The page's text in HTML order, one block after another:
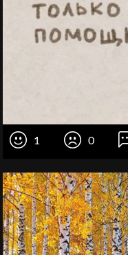
1 0